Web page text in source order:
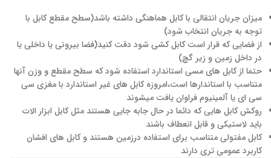
میزان جریان انتقالی با کابل هماهنگی داشته باشد(سطح مقطع کابل با
توجه به جریان انتخاب شود)
از فضایی که قرار است کابل کشی شود دقت کنید(فضا بیرونی یا داخلی یا
در داخل زمین و زیر گچ)
حتما از کابل های مسی استاندارد استفاده شود که سطح مقطع و وزن آنها
متناسب با استاندارها است،امروزه کابل های غیر استاندارد با مغزی سی
سی ای یا آلمینیوم فراوان یافت میشوند
روکش کابل هایی که دائما در حال جابه جایی هستند مثل کابل ابزار الات
باید لاستیکی و قابل انعطاف باشند
کابل مفتولی متناسب برای استفاده درزمین هستند و کابل های افشان
کاربرد عمومی تری دارند